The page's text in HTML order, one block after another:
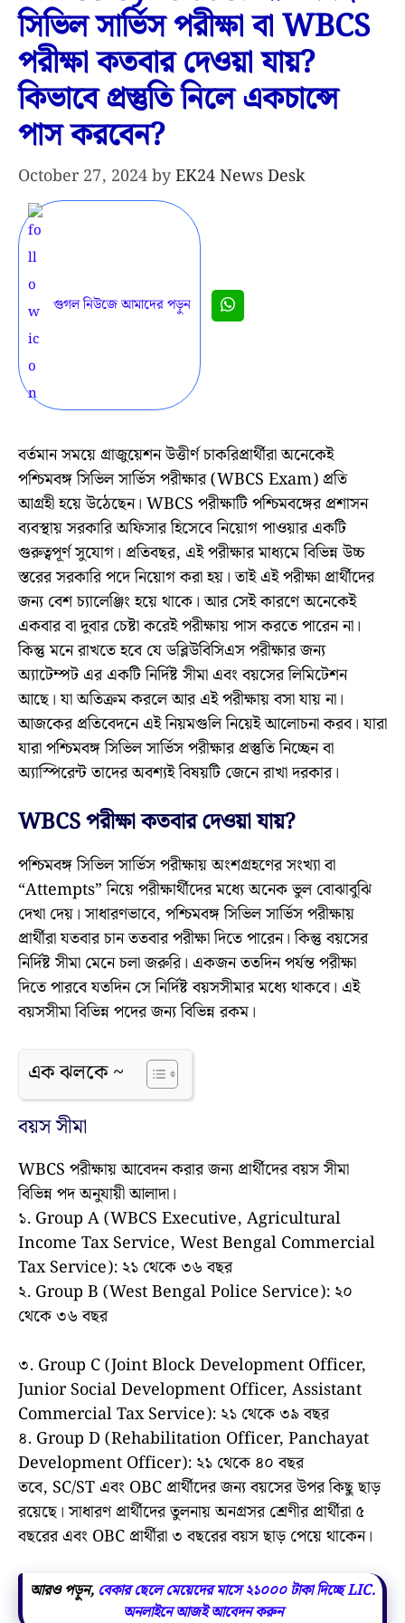
সিভিল সার্ভিস পরীক্ষা বা WBCS
পরীক্ষা কতবার দেওয়া যায়?
কিভাবে প্রস্তুতি নিলে একচান্সে
পাস করবেন?
October 27, 2024byEK24 News Desk
গুগল নিউজে আমাদের পড়ুন
বর্তমান সময়ে গ্রাজুয়েশন উত্তীর্ণ চাকরিপ্রার্থীরা অনেকেই
পশ্চিমবঙ্গ সিভিল সার্ভিস পরীক্ষার (WBCS Exam) প্রতি
আগ্রহী হয়ে উঠেছেন। WBCS পরীক্ষাটি পশ্চিমবঙ্গের প্রশাসন
ব্যবস্থায় সরকারি অফিসার হিসেবে নিয়োগ পাওয়ার একটি
গুরুত্বপূর্ণ সুযোগ। প্রতিবছর, এই পরীক্ষার মাধ্যমে বিভিন্ন উচ্চ
স্তরের সরকারি পদে নিয়োগ করা হয়। তাই এই পরীক্ষা প্রার্থীদের
জন্য বেশ চ্যালেঞ্জিং হয়ে থাকে। আর সেই কারণে অনেকেই
একবার বা দুবার চেষ্টা করেই পরীক্ষায় পাস করতে পারেন না।
কিন্তু মনে রাখতে হবে যে ডব্লিউবিসিএস পরীক্ষার জন্য
অ্যাটেম্পট এর একটি নির্দিষ্ট সীমা এবং বয়সের লিমিটেশন
আছে। যা অতিক্রম করলে আর এই পরীক্ষায় বসা যায় না।
আজকের প্রতিবেদনে এই নিয়মগুলি নিয়েই আলোচনা করব। যারা
যারা পশ্চিমবঙ্গ সিভিল সার্ভিস পরীক্ষার প্রস্তুতি নিচ্ছেন বা
অ্যাস্পিরেন্ট তাদের অবশ্যই বিষয়টি জেনে রাখা দরকার।
WBCS পরীক্ষা কতবার দেওয়া যায়?
পশ্চিমবঙ্গ সিভিল সার্ভিস পরীক্ষায় অংশগ্রহণের সংখ্যা বা
“Attempts” নিয়ে পরীক্ষার্থীদের মধ্যে অনেক ভুল বোঝাবুঝি
দেখা দেয়। সাধারণভাবে, পশ্চিমবঙ্গ সিভিল সার্ভিস পরীক্ষায়
প্রার্থীরা যতবার চান ততবার পরীক্ষা দিতে পারেন। কিন্তু বয়সের
নির্দিষ্ট সীমা মেনে চলা জরুরি। একজন ততদিন পর্যন্ত পরীক্ষা
দিতে পারবে যতদিন সে নির্দিষ্ট বয়সসীমার মধ্যে থাকবে। এই
বয়সসীমা বিভিন্ন পদের জন্য বিভিন্ন রকম।
এক ঝলকে ~
বয়স সীমা
WBCS পরীক্ষায় আবেদন করার জন্য প্রার্থীদের বয়স সীমা
বিভিন্ন পদ অনুযায়ী আলাদা।
১. Group A (WBCS Executive, Agricultural
Income Tax Service, West Bengal Commercial
Tax Service): ২১ থেকে ৩৬ বছর
২. Group B (West Bengal Police Service): ২০
থেকে ৩৬ বছর
৩. Group C (Joint Block Development Officer,
Junior Social Development Officer, Assistant
Commercial Tax Service): ২১ থেকে ৩৯ বছর
৪. Group D (Rehabilitation Officer, Panchayat
Development Officer): ২১ থেকে ৪০ বছর
তবে, SC/ST এবং OBC প্রার্থীদের জন্য বয়সের উপর কিছু ছাড়
রয়েছে। সাধারণ প্রার্থীদের তুলনায় অনগ্রসর শ্রেণীর প্রার্থীরা ৫
বছরের এবং OBC প্রার্থীরা ৩ বছরের বয়স ছাড় পেয়ে থাকেন।
আরও পড়ুন, বেকার ছেলে মেয়েদের মাসে ২১০০০ টাকা দিচ্ছে LIC.
অনলাইনে আজই আবেদন করুন